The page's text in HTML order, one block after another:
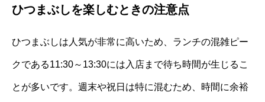
ひつまぶしを楽しむときの注意点
ひつまぶしは人気が非常に高いため、ランチの混雑ピー
クである11:30～13:30には入店まで待ち時間が生じるこ
とが多いです。週末や祝日は特に混むため、時間に余裕